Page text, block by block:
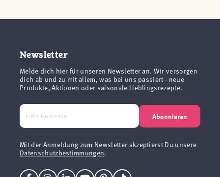
Newsletter
Melde dich hier für unseren Newsletter an. Wir versorgen
dich ab und zu mit allem, was bei uns passiert - neue
Produkte, Aktionen oder saisonale Lieblingsrezepte.
Abonnieren
Mit der Anmeldung zum Newsletter akzeptierst Du unsere
Datenschutzbestimmungen.